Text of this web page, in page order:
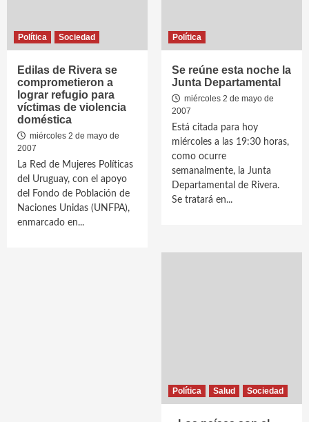
Política Sociedad
Edilas de Rivera se
comprometieron a
lograr refugio para
víctimas de violencia
doméstica
miércoles 2 de mayo de
2007
La Red de Mujeres Políticas
del Uruguay, con el apoyo
del Fondo de Población de
Naciones Unidas (UNFPA),
enmarcado en...
Política
Se reúne esta noche la
Junta Departamental
miércoles 2 de mayo de
2007
Está citada para hoy
miércoles a las 19:30 horas,
como ocurre
semanalmente, la Junta
Departamental de Rivera.
Se tratará en...
Política Salud Sociedad